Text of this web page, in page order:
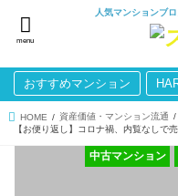
人気マンションブ
menu
おすすめマンション
HOME 資産価値・マンション流通
【お便り返し】コロナ禍、内覧なしで
中古マンション